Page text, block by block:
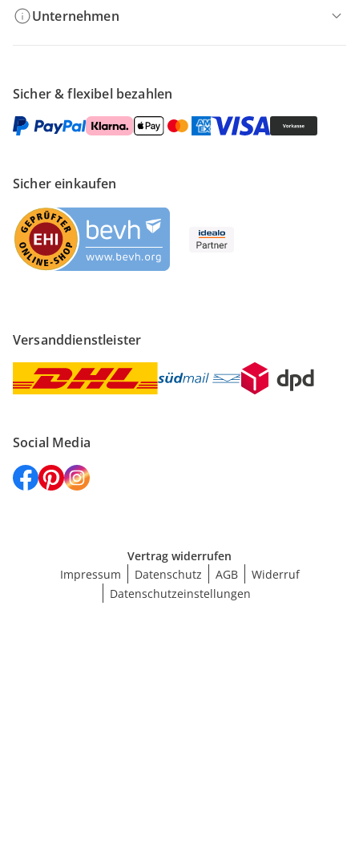
Unternehmen
Sicher & flexibel bezahlen
Sicher einkaufen
Versanddienstleister
Social Media
Vertrag widerrufen
Impressum
Datenschutz AGB
Widerruf
Datenschutzeinstellungen